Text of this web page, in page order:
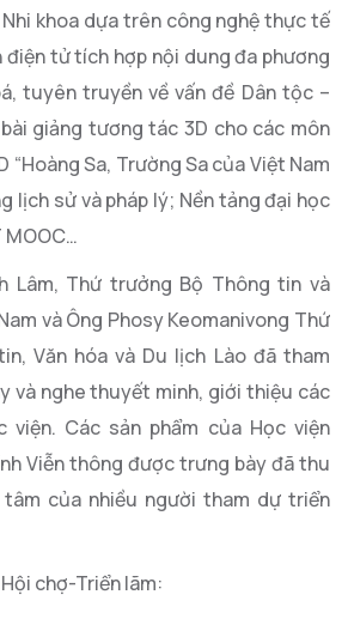
khoa dựa trên công nghệ thực tế
tử tích hợp nội dung đa phương
tuyên truyền về vấn đề Dân tộc –
giảng tương tác 3D cho các môn
“Hoàng Sa, Trường Sa của Việt Nam
lịch sử và pháp lý; Nền tảng đại học
MOOC…
Lâm, Thứ trưởng Bộ Thông tin và
và Ông Phosy Keomanivong Thứ
Văn hóa và Du lịch Lào đã tham
và nghe thuyết minh, giới thiệu các
viện. Các sản phẩm của Học viện
Viễn thông được trưng bày đã thu
của nhiều người tham dự triển
chợ-Triển lãm: